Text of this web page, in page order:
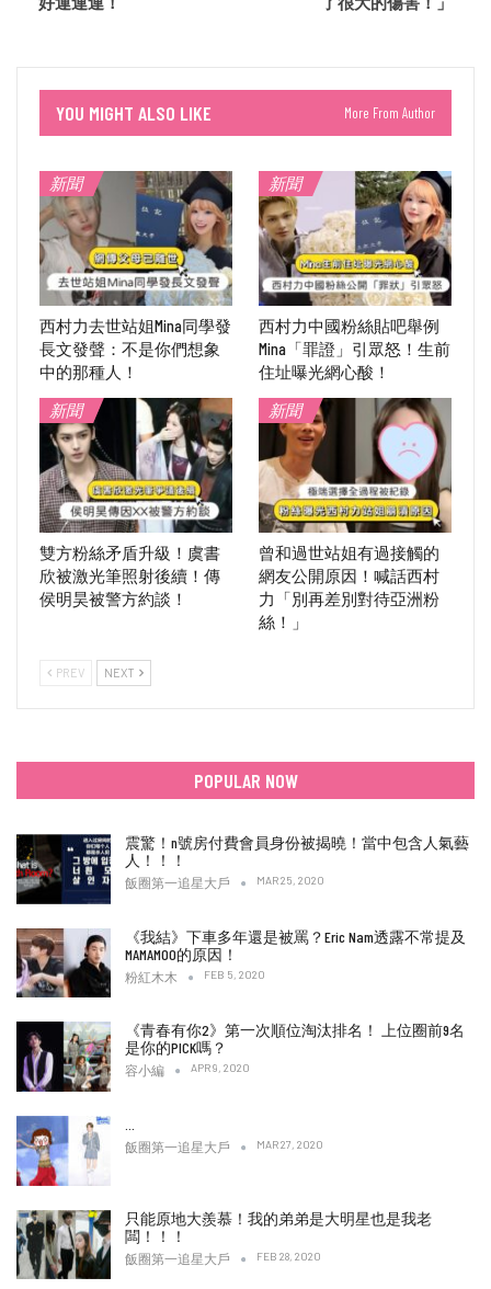
YOU MIGHT ALSO LIKE More From Author
新聞
西村力去世站姐Mina同學發
長文發聲：不是你們想象
中的那種人！
新聞
西村力中國粉絲貼吧舉例
Mina「罪證」引眾怒！生前
住址曝光網心酸！
新聞
雙方粉絲矛盾升級！虞書
欣被激光筆照射後續！傳
侯明昊被警方約談！
新聞
曾和過世站姐有過接觸的
網友公開原因！喊話西村
力「別再差別對待亞洲粉
絲！」
PREV NEXT
POPULAR NOW
震驚！n號房付費會員身份被揭曉！當中包含人氣藝
人！！！
飯圈第一追星大戶 MAR 25, 2020
《我結》下車多年還是被罵？Eric Nam透露不常提及
MAMAMOO的原因！
粉紅木木 FEB 5, 2020
《青春有你2》第一次順位淘汰排名！ 上位圈前9名
是你的PICK嗎？
容小編 APR 9, 2020
飯圈第一追星大戶 MAR 27, 2020
只能原地大羨慕！我的弟弟是大明星也是我老
闆！！！
飯圈第一追星大戶 FEB 28, 2020